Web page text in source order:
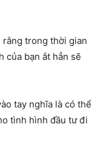
rằng trong thời gian
của bạn ắt hẳn sẽ
tay nghĩa là có thể
tình hình đầu tư đi